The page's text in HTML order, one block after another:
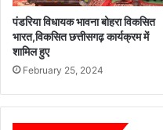
पंडरिया विधायक भावना बोहरा विकसित
भारत,विकसित छत्तीसगढ़ कार्यक्रम में
शामिल हुए
February 25, 2024